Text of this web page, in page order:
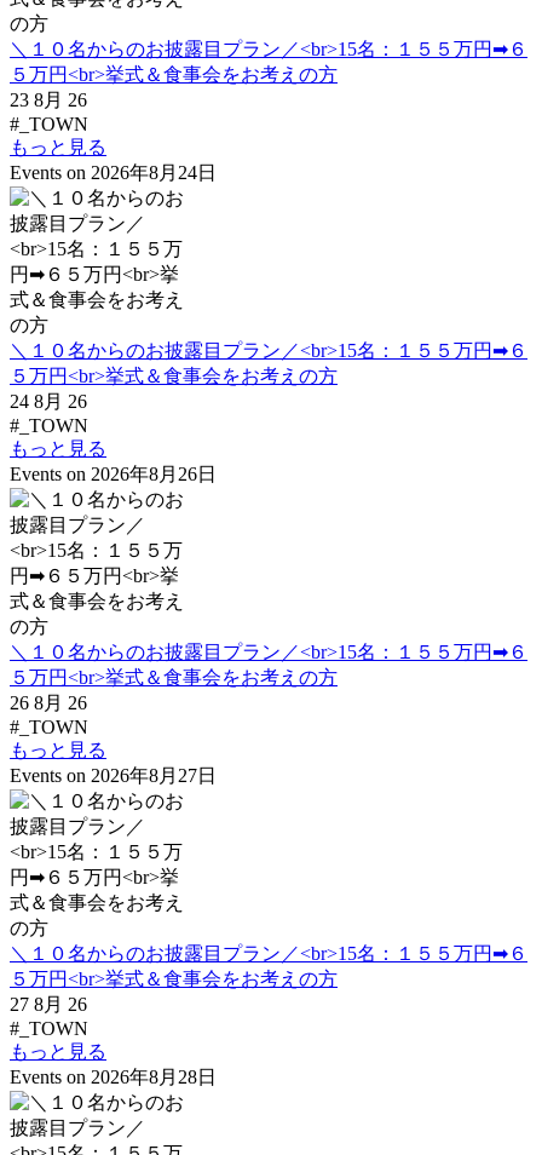
＼１０名からのお披露目プラン／<br>15名：１５５万円➡６
５万円<br>挙式＆食事会をお考えの方
23 8月 26
#_TOWN
もっと見る
Events on 2026年8月24日
＼１０名からのお披露目プラン／<br>15名：１５５万円➡６
５万円<br>挙式＆食事会をお考えの方
24 8月 26
#_TOWN
もっと見る
Events on 2026年8月26日
＼１０名からのお披露目プラン／<br>15名：１５５万円➡６
５万円<br>挙式＆食事会をお考えの方
26 8月 26
#_TOWN
もっと見る
Events on 2026年8月27日
＼１０名からのお披露目プラン／<br>15名：１５５万円➡６
５万円<br>挙式＆食事会をお考えの方
27 8月 26
#_TOWN
もっと見る
Events on 2026年8月28日